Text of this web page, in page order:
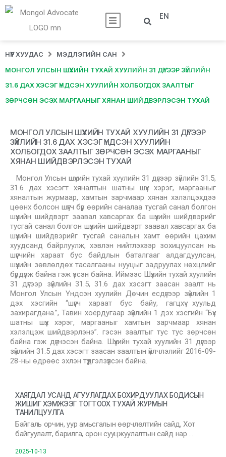
EN
НҮҮР ХУУДАС МЭДЛЭГИЙН САН
МОНГОЛ УЛСЫН ШҮҮХИЙН ТУХАЙ ХУУЛИЙН 31 ДҮГЭЭР ЗҮЙЛИЙН
31.6 ДАХ ХЭСЭГ ҮНДСЭН ХУУЛИЙН ХОЛБОГДОХ ЗААЛТЫГ
ЗӨРЧСӨН ЭСЭХ МАРГААНЫГ ХЯНАН ШИЙДВЭРЛЭСЭН ТУХАЙ
МОНГОЛ УЛСЫН ШҮҮХИЙН ТУХАЙ ХУУЛИЙН 31 ДҮГЭЭР
ЗҮЙЛИЙН 31.6 ДАХ ХЭСЭГ ҮНДСЭН ХУУЛИЙН
ХОЛБОГДОХ ЗААЛТЫГ ЗӨРЧСӨН ЭСЭХ МАРГААНЫГ
ХЯНАН ШИЙДВЭРЛЭСЭН ТУХАЙ
Монгол Улсын шүүхийн тухай хуулийн 31 дүгээр зүйлийн 31.5,
31.6 дах хэсэгт хяналтын шатны шүүх хэрэг, маргааныг
хяналтын журмаар, хамтын зарчмаар хянан хэлэлцэхдээ
цөөнх болсон шүүгч бүр өөрийн саналаа тусгай санал болгон
шүүхийн шийдвэрт заавал хавсаргах ба шүүхийн шийдвэрийг
тусгай санал болгон шүүхийн шийдвэрт заавал хавсаргах ба
шүүхийн шийдвэрийг тусгай саналын хамт өөрийн цахим
хуудсанд байрлуулж, хэвлэн нийтлэхээр зохицуулсан нь
шүүгчийн хараат бус байдлын баталгааг алдагдуулсан,
шүүхийн зөвлөлдөх тасалгааны нууцыг задруулах нөхцлийг
бүрдүүлж байна гэж үзсэн байна. Иймээс Шүүхийн тухай хуулийн
31 дүгээр зүйлийн 31.5, 31.6 дах хэсэгт заасан заалт нь
Монгол Улсын Үндсэн хуулийн Дөчин есдүгээр зүйлийн 1
дэх хэсгийн “шүүгч хараат бус байу, гагцхүү хуульд
захирагдана.”, Тавин хоёрдугаар зүйлийн 1 дэх хэсгийн “Бүх
шатны шүүх хэрэг, маргааныг хамтын зарчмаар хянан
хэлэлцэж шийдвэрлэнэ”. гэсэн заалтыг тус тус зөрчсөн
байна гэж дүгнэсэн байна. Шүүхийн тухай хуулийн 31 дүгээр
зүйлийн 31.5 дах хэсэгт заасан заалтын үйлчлэлийг 2016-09-
28-ны өдрөөс эхлэн түдгэлзүүлсэн байна.
ХАЯГДАЛ УСАНД АГУУЛАГДАХ БОХИРДУУЛАХ БОДИСЫН
ЖИШИГ ХЭМЖЭЭГ ТОГТООХ ТУХАЙ ЖУРМЫН
ТАНИЛЦУУЛГА
Байгаль орчин, уур амьсгалын өөрчлөлтийн сайд, Хот
байгуулалт, барилга, орон сууцжуулалтын сайд нар …
2025-10-13